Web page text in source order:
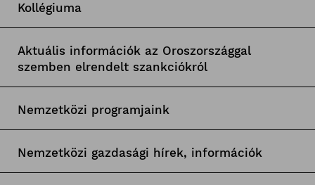
Kollégiuma
Aktuális információk az Oroszországgal
szemben elrendelt szankciókról
Nemzetközi programjaink
Nemzetközi gazdasági hírek, információk